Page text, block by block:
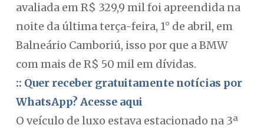
avaliada em R$ 329,9 mil foi apreendida na
noite da última terça-feira, 1° de abril, em
Balneário Camboriú, isso por que a BMW
com mais de R$ 50 mil em dívidas.
:: Quer receber gratuitamente notícias por
WhatsApp? Acesse aqui
O veículo de luxo estava estacionado na 3ª